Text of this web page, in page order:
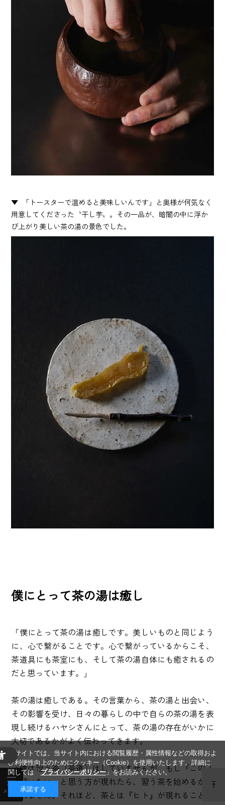
「トースターで温めると美味しいんです」と奥様が何気なく
用意してくださった〝干し芋〟。その一品が、暗闇の中に浮か
び上がり美しい茶の湯の景色でした。
僕にとって茶の湯は癒し
「僕にとって茶の湯は癒しです。美しいものと同じよう
に、心で繋がることです。心で繋がっているからこそ、
茶道具にも茶室にも、そして茶の湯自体にも癒されるの
だと思っています。」
茶の湯は癒しである。その言葉から、茶の湯と出会い、
その影響を受け、日々の暮らしの中で自らの茶の湯を表
現し続けるハヤシさんにとって、茶の湯の存在がいかに
大切であるかがよく伝わってきます。
「僕は習う茶（茶道）はしていませんが、もし『この人
に習いたい』と思う方が現れたら、習う茶を始めるかも
しれません。それほど、茶とは『ヒト』が現れることな
当サイトでは、当サイト内における閲覧履歴・属性情報などの取得およ
び利便性向上のためにクッキー（Cookie）を使用いたします。詳細に
関しては「プライバシーポリシー」をお読みください。
承諾する